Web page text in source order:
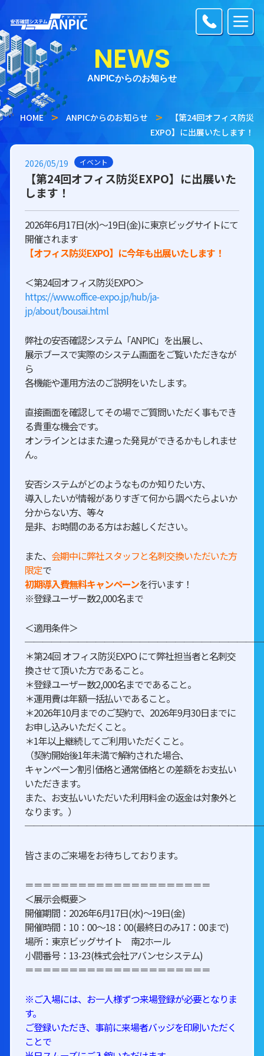
NEWS
ANPICからのお知らせ
HOME ANPICからのお知らせ
【第24回オフィス防災
EXPO】に出展いたします！
2026/05/19 イベント
【第24回オフィス防災EXPO】に出展いた
します！
2026年6月17日(水)～19日(金)に東京ビッグサイトにて
開催されます
【オフィス防災EXPO】に今年も出展いたします！
＜第24回オフィス防災EXPO＞
https://www.office-expo.jp/hub/ja-
jp/about/bousai.html
弊社の安否確認システム「ANPIC」を出展し、
展示ブースで実際のシステム画面をご覧いただきなが
ら
各機能や運用方法のご説明をいたします。
直接画面を確認してその場でご質問いただく事もでき
る貴重な機会です。
オンラインとはまた違った発見ができるかもしれませ
ん。
安否システムがどのようなものか知りたい方、
導入したいが情報がありすぎて何から調べたらよいか
分からない方、等々
是非、お時間のある方はお越しください。
また、 会期中に弊社スタッフと名刺交換いただいた方
限定で
初期導入費無料キャンペーンを行います！
※登録ユーザー数2,000名まで
＜適用条件＞
＊第24回 オフィス防災EXPO にて弊社担当者と名刺交
換させて頂いた方であること。
＊登録ユーザー数2,000名までであること。
＊運用費は年額一括払いであること。
＊2026年10月までのご契約で、2026年9月30日までに
お申し込みいただくこと。
＊1年以上継続してご利用いただくこと。
（契約開始後1年未満で解約された場合、
キャンペーン割引価格と通常価格との差額をお支払い
いただきます。
また、お支払いいただいた利用料金の返金は対象外と
なります。）
皆さまのご来場をお待ちしております。
＝＝＝＝＝＝＝＝＝＝＝＝＝＝＝＝＝＝＝＝＝
＜展示会概要＞
開催期間：2026年6月17日(水)～19日(金)
開催時間：10：00～18：00(最終日のみ17：00まで)
場所：東京ビッグサイト 南2ホール
小間番号：13-23(株式会社アバンセシステム)
＝＝＝＝＝＝＝＝＝＝＝＝＝＝＝＝＝＝＝＝＝
※ご入場には、お⼀⼈様ずつ来場登録が必要となりま
す。
ご登録いただき、事前に来場者バッジを印刷いただく
ことで